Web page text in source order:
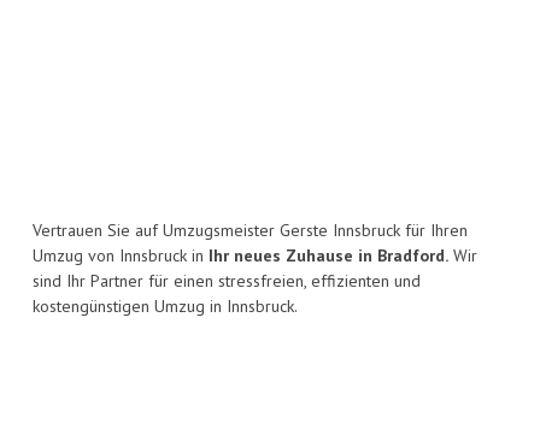
Vertrauen Sie auf Umzugsmeister Gerste Innsbruck für Ihren
Umzug von Innsbruck in Ihr neues Zuhause in Bradford. Wir
sind Ihr Partner für einen stressfreien, effizienten und
kostengünstigen Umzug in Innsbruck.